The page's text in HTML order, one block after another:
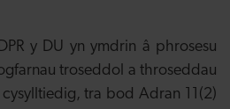
y DU yn ymdrin â phrosesu
troseddol a throseddau
tra bod Adran 11(2)